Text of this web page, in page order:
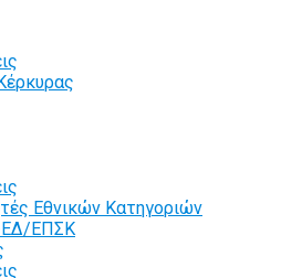
Εθνικών Κατηγοριών
ΕΠΣΚ